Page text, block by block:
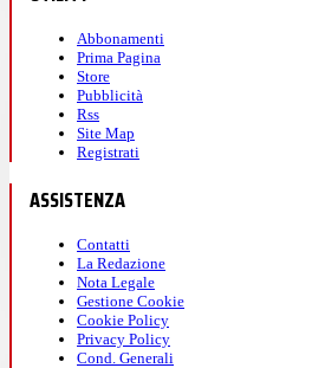
Abbonamenti
Prima Pagina
Store
Pubblicità
Rss
Site Map
Registrati
ASSISTENZA
Contatti
La Redazione
Nota Legale
Gestione Cookie
Cookie Policy
Privacy Policy
Cond. Generali